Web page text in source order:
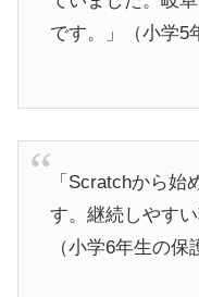
です。」（小学5
「Scratchから始
す。継続しやす
（小学6年生の保